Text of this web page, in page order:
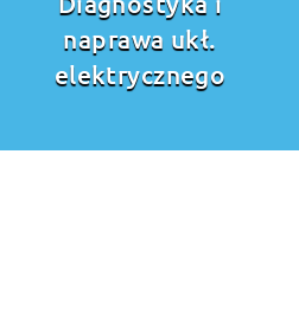
naprawa ukł.
elektrycznego